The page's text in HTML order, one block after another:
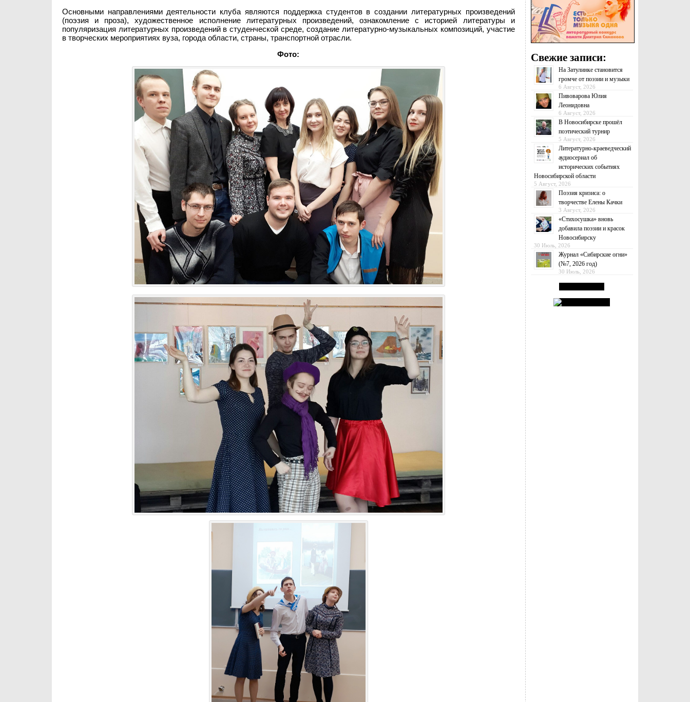
Основными направлениями деятельности клуба являются поддержка студентов в создании литературных произведений
(поэзия и проза), художественное исполнение литературных произведений, ознакомление с историей литературы и
популяризация литературных произведений в студенческой среде, создание литературно-музыкальных композиций, участие
в творческих мероприятиях вуза, города области, страны, транспортной отрасли.
Фото:
Свежие записи:
На Затулинке становится
громче от поэзии и музыки
6 Август, 2026
Пивоварова Юлия
Леонидовна
6 Август, 2026
В Новосибирске прошёл
поэтический турнир
5 Август, 2026
Литературно-краеведческий
аудиосериал об
исторических событиях
Новосибирской области
5 Август, 2026
Поэзия кризиса: о
творчестве Елены Качки
3 Август, 2026
«Стихосушка» вновь
добавила поэзии и красок
Новосибирску
30 Июль, 2026
Журнал «Сибирские огни»
(№7, 2026 год)
30 Июль, 2026